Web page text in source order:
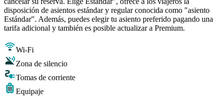
disposición de asientos estándar y regular conocida como "asiento
Estándar". Además, puedes elegir tu asiento preferido pagando una
tarifa adicional y también es posible actualizar a Premium.
Wi-Fi
Zona de silencio
Tomas de corriente
Equipaje